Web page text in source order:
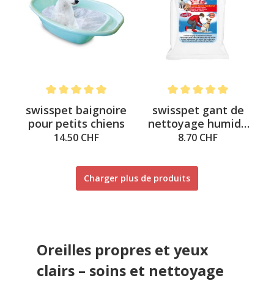
Note moyenne de 5 sur 5 étoiles
swisspet baignoire
pour petits chiens
14.50 CHF
Note moyenne de 5 sur 5
swisspet gant de
nettoyage humide
Cleany
8.70 CHF
Charger plus de produits
Oreilles propres et yeux
clairs – soins et nettoyage